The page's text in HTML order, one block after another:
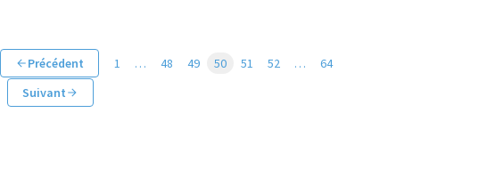
Précédent 1 … 48 49 50 51 52 …
64
Suivant